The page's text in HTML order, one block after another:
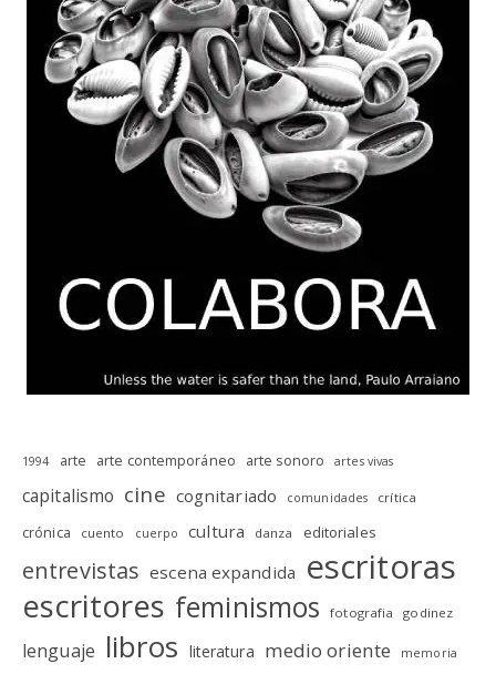
1994 arte arte contemporáneo arte sonoro artes vivas
capitalismo cine cognitariado comunidades crítica
crónica cuento cuerpo cultura danza editoriales
entrevistas escena expandida escritoras
escritores feminismos fotografia godinez
lenguaje libros literatura medio oriente memoria